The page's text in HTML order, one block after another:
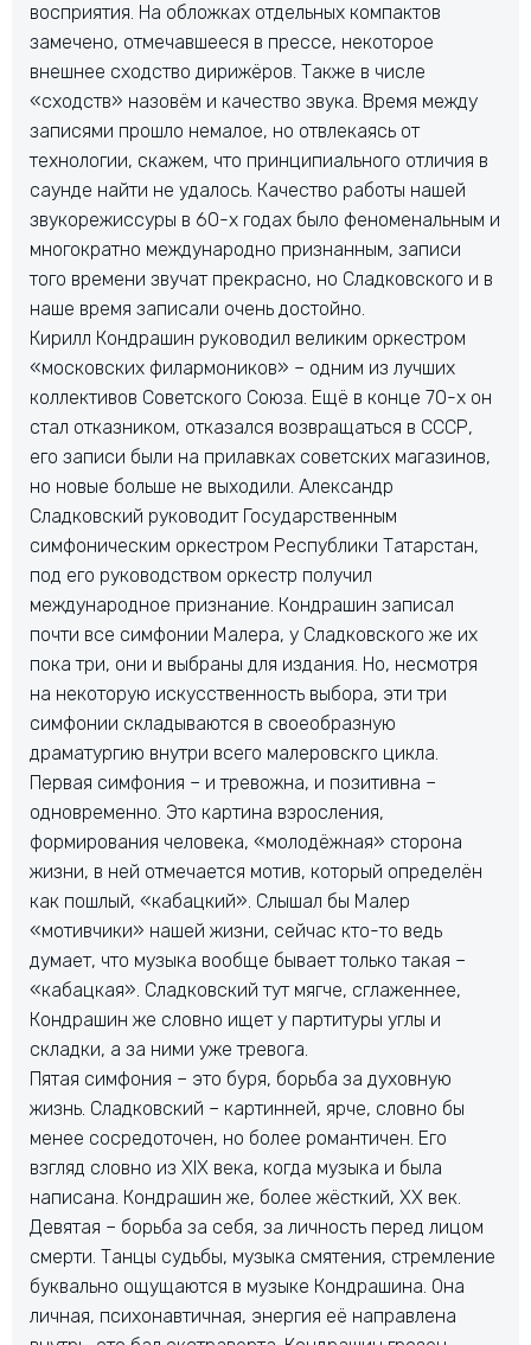
восприятия. На обложках отдельных компактов
замечено, отмечавшееся в прессе, некоторое
внешнее сходство дирижёров. Также в числе
«сходств» назовём и качество звука. Время между
записями прошло немалое, но отвлекаясь от
технологии, скажем, что принципиального отличия в
саунде найти не удалось. Качество работы нашей
звукорежиссуры в 60-х годах было феноменальным и
многократно международно признанным, записи
того времени звучат прекрасно, но Сладковского и в
наше время записали очень достойно.
Кирилл Кондрашин руководил великим оркестром
«московских филармоников» – одним из лучших
коллективов Советского Союза. Ещё в конце 70-х он
стал отказником, отказался возвращаться в СССР,
его записи были на прилавках советских магазинов,
но новые больше не выходили. Александр
Сладковский руководит Государственным
симфоническим оркестром Республики Татарстан,
под его руководством оркестр получил
международное признание. Кондрашин записал
почти все симфонии Малера, у Сладковского же их
пока три, они и выбраны для издания. Но, несмотря
на некоторую искусственность выбора, эти три
симфонии складываются в своеобразную
драматургию внутри всего малеровскго цикла.
Первая симфония – и тревожна, и позитивна –
одновременно. Это картина взросления,
формирования человека, «молодёжная» сторона
жизни, в ней отмечается мотив, который определён
как пошлый, «кабацкий». Слышал бы Малер
«мотивчики» нашей жизни, сейчас кто-то ведь
думает, что музыка вообще бывает только такая –
«кабацкая». Сладковский тут мягче, сглаженнее,
Кондрашин же словно ищет у партитуры углы и
складки, а за ними уже тревога.
Пятая симфония – это буря, борьба за духовную
жизнь. Сладковский – картинней, ярче, словно бы
менее сосредоточен, но более романтичен. Его
взгляд словно из XIX века, когда музыка и была
написана. Кондрашин же, более жёсткий, XX век.
Девятая – борьба за себя, за личность перед лицом
смерти. Танцы судьбы, музыка смятения, стремление
буквально ощущаются в музыке Кондрашина. Она
личная, психонавтичная, энергия её направлена